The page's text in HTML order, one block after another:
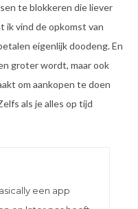
te blokkeren die liever
ik vind de opkomst van
eigenlijk doodeng. En
groter wordt, maar ook
om aankopen te doen
als je alles op tijd
een app